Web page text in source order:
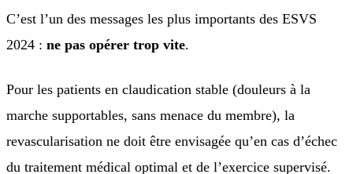
C’est l’un des messages les plus importants des ESVS
2024 : ne pas opérer trop vite.
Pour les patients en claudication stable (douleurs à la
marche supportables, sans menace du membre), la
revascularisation ne doit être envisagée qu’en cas d’échec
du traitement médical optimal et de l’exercice supervisé.